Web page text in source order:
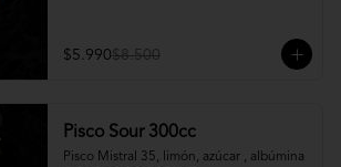
$5.990$8.500
Pisco Sour 300cc
Pisco Mistral 35, limón, azúcar , albúmina